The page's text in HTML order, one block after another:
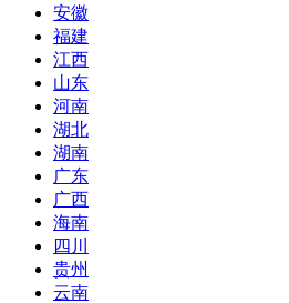
安徽
福建
江西
山东
河南
湖北
湖南
广东
广西
海南
四川
贵州
云南